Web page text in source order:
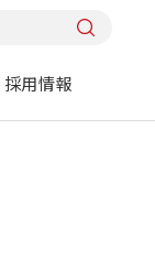
採用情報